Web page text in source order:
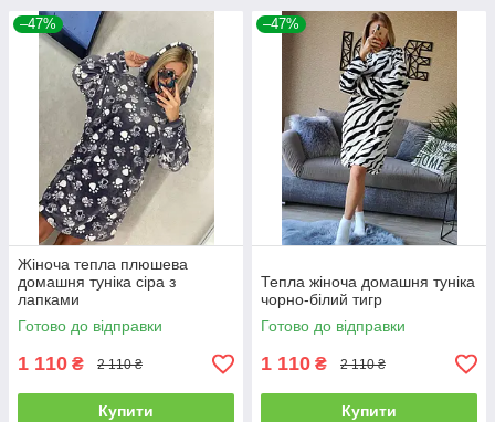
–47%
Жіноча тепла плюшева
домашня туніка сіра з
лапками
Готово до відправки
1 110 ₴ 2 110 ₴
Купити
–47%
Тепла жіноча домашня туніка
чорно-білий тигр
Готово до відправки
1 110 ₴ 2 110 ₴
Купити